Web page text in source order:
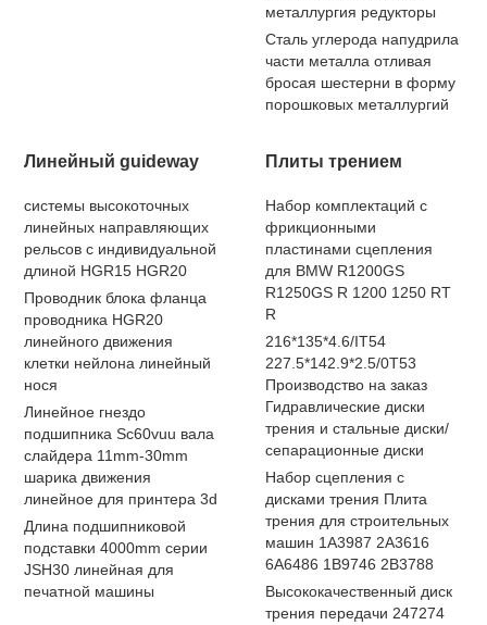
металлургия редукторы
Сталь углерода напудрила
части металла отливая
бросая шестерни в форму
порошковых металлургий
Линейный guideway
системы высокоточных
линейных направляющих
рельсов с индивидуальной
длиной HGR15 HGR20
Проводник блока фланца
проводника HGR20
линейного движения
клетки нейлона линейный
нося
Линейное гнездо
подшипника Sc60vuu вала
слайдера 11mm-30mm
шарика движения
линейное для принтера 3d
Длина подшипниковой
подставки 4000mm серии
JSH30 линейная для
печатной машины
Плиты трением
Набор комплектаций с
фрикционными
пластинами сцепления
для BMW R1200GS
R1250GS R 1200 1250 RT
R
216*135*4.6/IT54
227.5*142.9*2.5/0T53
Производство на заказ
Гидравлические диски
трения и стальные диски/
сепарационные диски
Набор сцепления с
дисками трения Плита
трения для строительных
машин 1A3987 2A3616
6A6486 1B9746 2B3788
Высококачественный диск
трения передачи 247274